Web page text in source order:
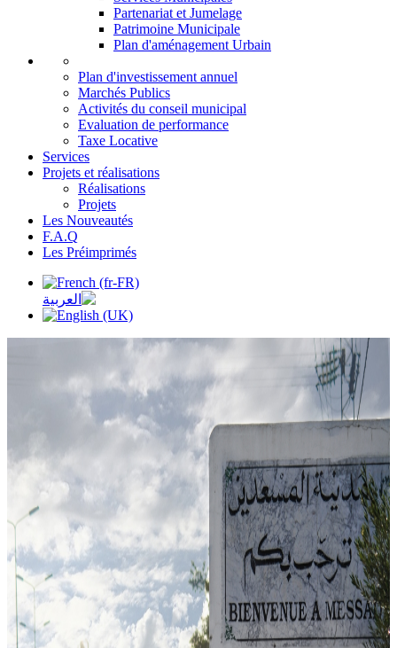
Partenariat et Jumelage
Patrimoine Municipale
Plan d'aménagement Urbain
Plan d'investissement annuel
Marchés Publics
Activités du conseil municipal
Evaluation de performance
Taxe Locative
Services
Projets et réalisations
Réalisations
Projets
Les Nouveautés
F.A.Q
Les Préimprimés